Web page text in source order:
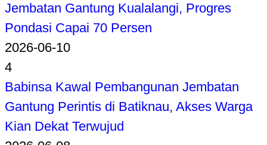
Jembatan Gantung Kualalangi, Progres
Pondasi Capai 70 Persen
2026-06-10
4
Babinsa Kawal Pembangunan Jembatan
Gantung Perintis di Batiknau, Akses Warga
Kian Dekat Terwujud